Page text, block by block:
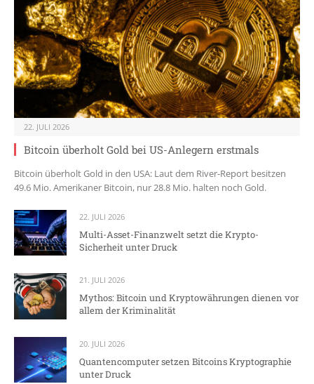
22. JULI 2026
Bitcoin überholt Gold bei US-Anlegern erstmals
Bitcoin überholt Gold in den USA: Laut dem River-Report besitzen
49.6 Mio. Amerikaner Bitcoin, nur 28.8 Mio. halten noch Gold.
22. JULI 2026
Multi-Asset-Finanzwelt setzt die Krypto-
Sicherheit unter Druck
21. JULI 2026
Mythos: Bitcoin und Kryptowährungen dienen vor
allem der Kriminalität
20. JULI 2026
Quantencomputer setzen Bitcoins Kryptographie
unter Druck